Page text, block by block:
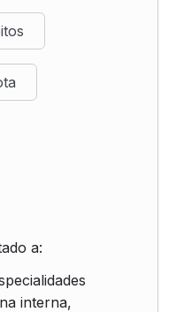
a:
interna,